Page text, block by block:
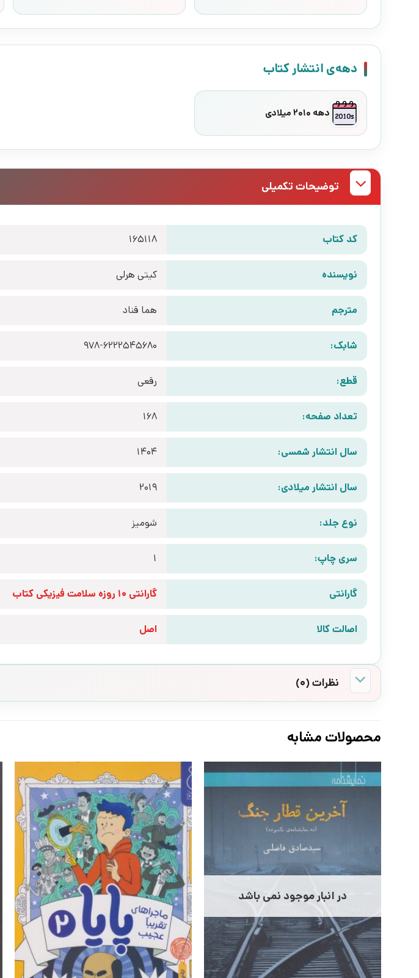
دهه‌ی انتشار کتاب
دهه 2010 میلادی
توضیحات تکمیلی
کد کتاب 165118
نویسنده کیتی هرلی
مترجم هما قناد
شابک: 978-6222545680
قطع: رقعی
تعداد صفحه: 168
سال انتشار شمسی: 1404
سال انتشار میلادی: 2019
نوع جلد: شومیز
سری چاپ: 1
گارانتی گارانتی 10 روزه سلامت فیزیکی کتاب
اصالت کالا اصل
نظرات (0)
محصولات مشابه
در انبار موجود نمی باشد